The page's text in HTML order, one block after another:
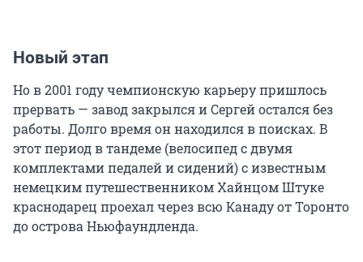
Новый этап
Но в 2001 году чемпионскую карьеру пришлось
прервать — завод закрылся и Сергей остался без
работы. Долго время он находился в поисках. В
этот период в тандеме (велосипед с двумя
комплектами педалей и сидений) с известным
немецким путешественником Хайнцом Штуке
краснодарец проехал через всю Канаду от Торонто
до острова Ньюфаундленда.